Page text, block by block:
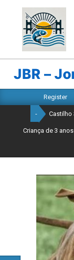
content
SP
JBR –
Navigation
Register
- Castilho
Criança de 3